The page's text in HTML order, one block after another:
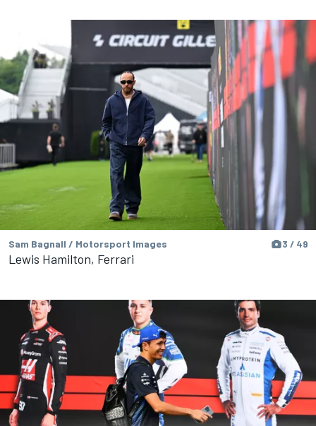
Sam Bagnall / Motorsport Images 3 / 49
Lewis Hamilton, Ferrari